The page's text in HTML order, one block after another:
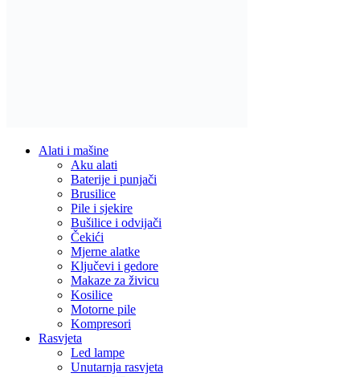
Alati i mašine
Aku alati
Baterije i punjači
Brusilice
Pile i sjekire
Bušilice i odvijači
Čekići
Mjerne alatke
Ključevi i gedore
Makaze za živicu
Kosilice
Motorne pile
Kompresori
Rasvjeta
Led lampe
Unutarnja rasvjeta